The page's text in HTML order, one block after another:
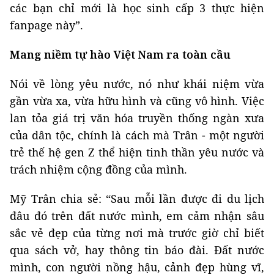
các bạn chỉ mới là học sinh cấp 3 thực hiện
fanpage này”.
Mang niềm tự hào Việt Nam ra toàn cầu
Nói về lòng yêu nước, nó như khái niệm vừa
gần vừa xa, vừa hữu hình và cũng vô hình. Việc
lan tỏa giá trị văn hóa truyền thống ngàn xưa
của dân tộc, chính là cách mà Trân - một người
trẻ thế hệ gen Z thể hiện tinh thần yêu nước và
trách nhiệm cộng đồng của mình.
Mỹ Trân chia sẻ: “Sau mỗi lần được đi du lịch
đâu đó trên đất nước mình, em cảm nhận sâu
sắc vẻ đẹp của từng nơi mà trước giờ chỉ biết
qua sách vở, hay thông tin báo đài. Đất nước
mình, con người nồng hậu, cảnh đẹp hùng vĩ,